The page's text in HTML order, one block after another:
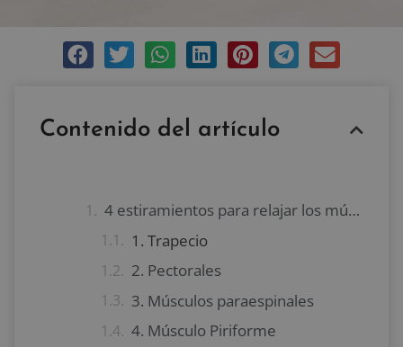
Contenido del artículo
4 estiramientos para relajar los músculos tensos
1. Trapecio
2. Pectorales
3. Músculos paraespinales
4. Músculo Piriforme